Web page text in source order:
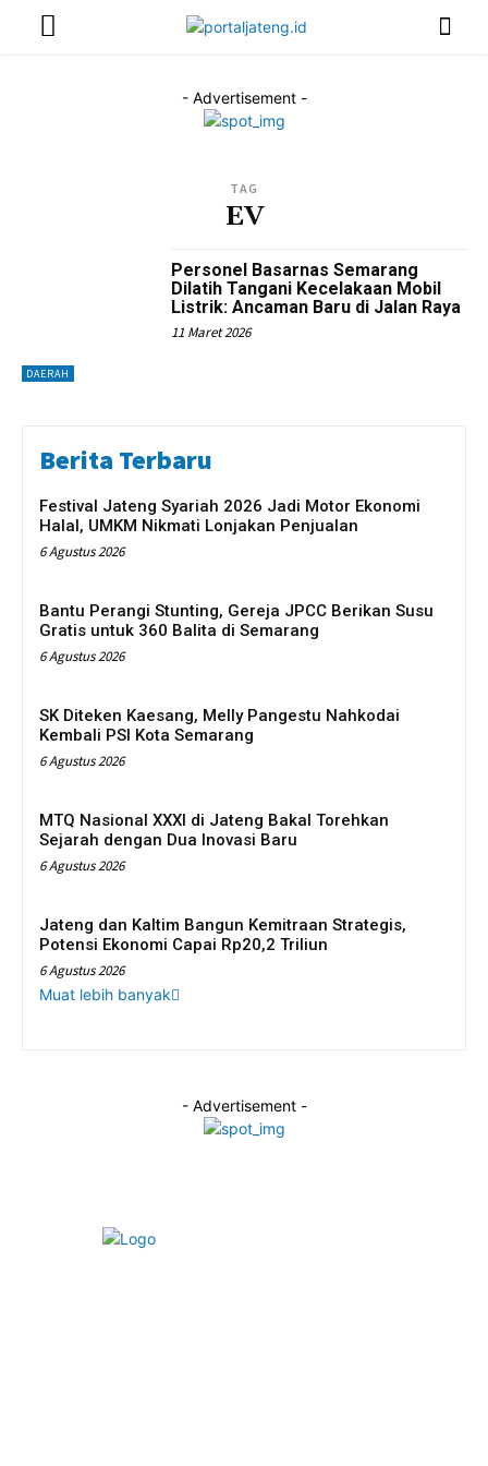
- Advertisement -
TAG
EV
DAERAH
Personel Basarnas Semarang
Dilatih Tangani Kecelakaan Mobil
Listrik: Ancaman Baru di Jalan Raya
11 Maret 2026
Berita Terbaru
Festival Jateng Syariah 2026 Jadi Motor Ekonomi
Halal, UMKM Nikmati Lonjakan Penjualan
6 Agustus 2026
Bantu Perangi Stunting, Gereja JPCC Berikan Susu
Gratis untuk 360 Balita di Semarang
6 Agustus 2026
SK Diteken Kaesang, Melly Pangestu Nahkodai
Kembali PSI Kota Semarang
6 Agustus 2026
MTQ Nasional XXXI di Jateng Bakal Torehkan
Sejarah dengan Dua Inovasi Baru
6 Agustus 2026
Jateng dan Kaltim Bangun Kemitraan Strategis,
Potensi Ekonomi Capai Rp20,2 Triliun
6 Agustus 2026
Muat lebih banyak
- Advertisement -